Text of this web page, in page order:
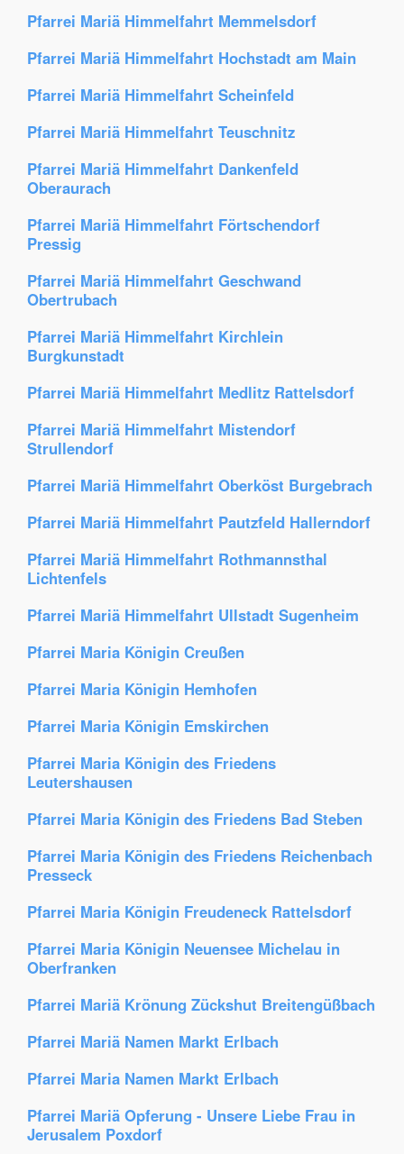
Pfarrei Mariä Himmelfahrt Memmelsdorf
Pfarrei Mariä Himmelfahrt Hochstadt am Main
Pfarrei Mariä Himmelfahrt Scheinfeld
Pfarrei Mariä Himmelfahrt Teuschnitz
Pfarrei Mariä Himmelfahrt Dankenfeld
Oberaurach
Pfarrei Mariä Himmelfahrt Förtschendorf
Pressig
Pfarrei Mariä Himmelfahrt Geschwand
Obertrubach
Pfarrei Mariä Himmelfahrt Kirchlein
Burgkunstadt
Pfarrei Mariä Himmelfahrt Medlitz Rattelsdorf
Pfarrei Mariä Himmelfahrt Mistendorf
Strullendorf
Pfarrei Mariä Himmelfahrt Oberköst Burgebrach
Pfarrei Mariä Himmelfahrt Pautzfeld Hallerndorf
Pfarrei Mariä Himmelfahrt Rothmannsthal
Lichtenfels
Pfarrei Mariä Himmelfahrt Ullstadt Sugenheim
Pfarrei Maria Königin Creußen
Pfarrei Maria Königin Hemhofen
Pfarrei Maria Königin Emskirchen
Pfarrei Maria Königin des Friedens
Leutershausen
Pfarrei Maria Königin des Friedens Bad Steben
Pfarrei Maria Königin des Friedens Reichenbach
Presseck
Pfarrei Maria Königin Freudeneck Rattelsdorf
Pfarrei Maria Königin Neuensee Michelau in
Oberfranken
Pfarrei Mariä Krönung Zückshut Breitengüßbach
Pfarrei Mariä Namen Markt Erlbach
Pfarrei Maria Namen Markt Erlbach
Pfarrei Mariä Opferung - Unsere Liebe Frau in
Jerusalem Poxdorf